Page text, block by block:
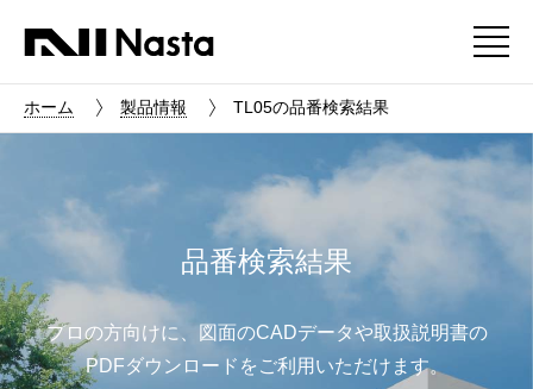
ホーム 製品情報 TL05の品番検索結果
品番検索結果
プロの方向けに、図面のCADデータや取扱説明書の
PDFダウンロードをご利用いただけます。